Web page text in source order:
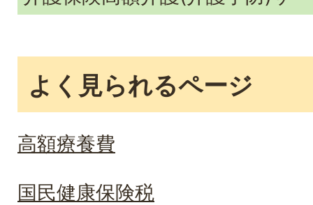
よく見られるページ
高額療養費
国民健康保険税